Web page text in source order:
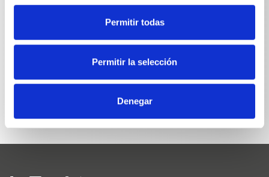
Permitir todas
Permitir la selección
Denegar
VOLVER A LA LISTA